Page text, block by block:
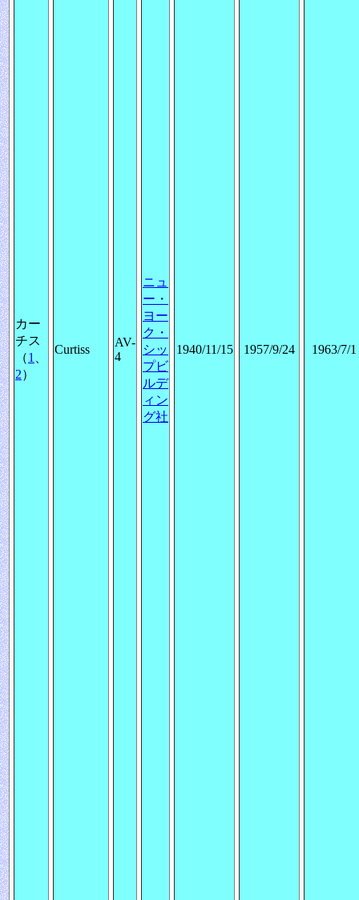
カー
チス
（1
2）
Curtiss
AV-
4
ニュ
ー・
ヨー
ク・
シッ
プビ
ルデ
ィン
グ社
1940/11/15 1957/9/24 1963/7/1